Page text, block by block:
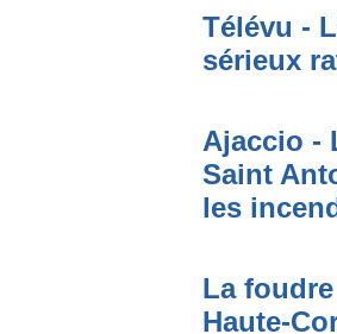
Télévu -
sérieux
Ajaccio -
Saint
les
La
Haute-